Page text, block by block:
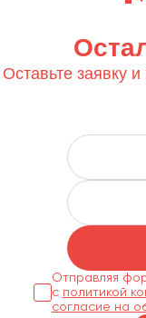
Оставьте заявку
Отправляя
с политикой
согласие на